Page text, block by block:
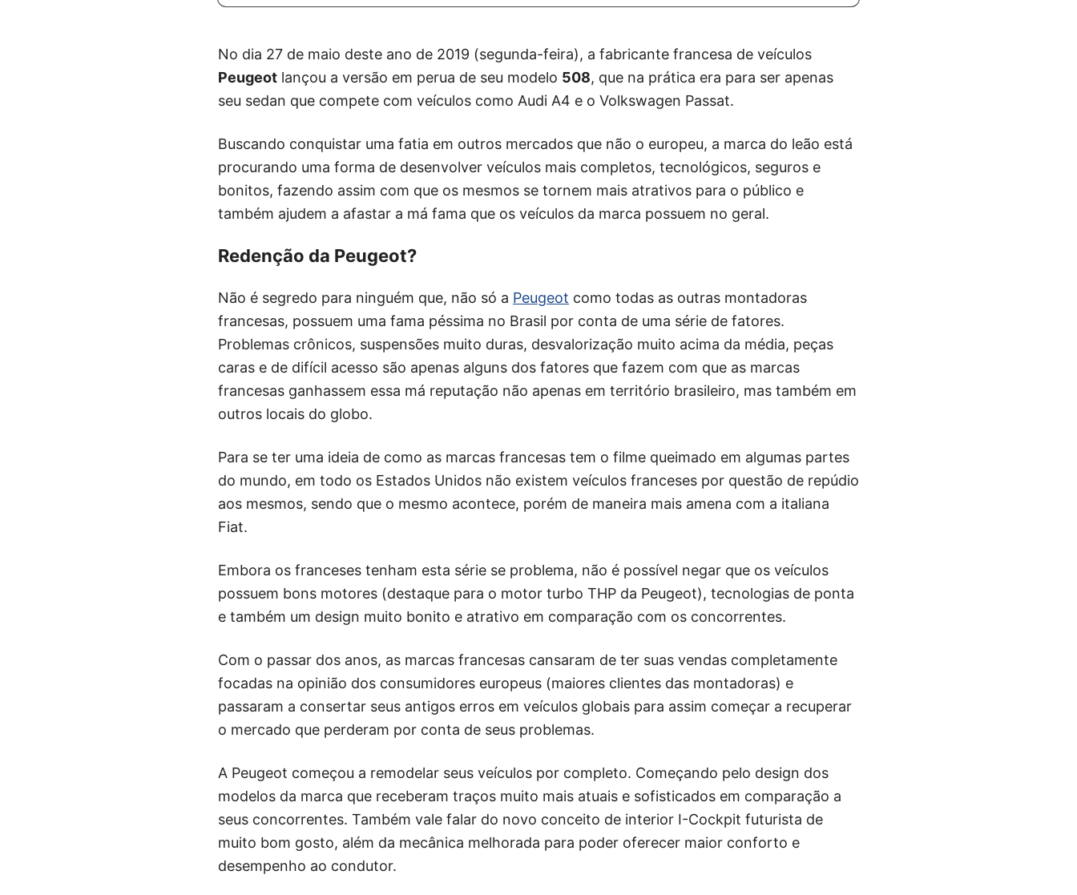
No dia 27 de maio deste ano de 2019 (segunda-feira), a fabricante francesa de veículos
Peugeot lançou a versão em perua de seu modelo 508, que na prática era para ser apenas
seu sedan que compete com veículos como Audi A4 e o Volkswagen Passat.
Buscando conquistar uma fatia em outros mercados que não o europeu, a marca do leão está
procurando uma forma de desenvolver veículos mais completos, tecnológicos, seguros e
bonitos, fazendo assim com que os mesmos se tornem mais atrativos para o público e
também ajudem a afastar a má fama que os veículos da marca possuem no geral.
Redenção da Peugeot?
Não é segredo para ninguém que, não só a Peugeot como todas as outras montadoras
francesas, possuem uma fama péssima no Brasil por conta de uma série de fatores.
Problemas crônicos, suspensões muito duras, desvalorização muito acima da média, peças
caras e de difícil acesso são apenas alguns dos fatores que fazem com que as marcas
francesas ganhassem essa má reputação não apenas em território brasileiro, mas também em
outros locais do globo.
Para se ter uma ideia de como as marcas francesas tem o filme queimado em algumas partes
do mundo, em todo os Estados Unidos não existem veículos franceses por questão de repúdio
aos mesmos, sendo que o mesmo acontece, porém de maneira mais amena com a italiana
Fiat.
Embora os franceses tenham esta série se problema, não é possível negar que os veículos
possuem bons motores (destaque para o motor turbo THP da Peugeot), tecnologias de ponta
e também um design muito bonito e atrativo em comparação com os concorrentes.
Com o passar dos anos, as marcas francesas cansaram de ter suas vendas completamente
focadas na opinião dos consumidores europeus (maiores clientes das montadoras) e
passaram a consertar seus antigos erros em veículos globais para assim começar a recuperar
o mercado que perderam por conta de seus problemas.
A Peugeot começou a remodelar seus veículos por completo. Começando pelo design dos
modelos da marca que receberam traços muito mais atuais e sofisticados em comparação a
seus concorrentes. Também vale falar do novo conceito de interior I-Cockpit futurista de
muito bom gosto, além da mecânica melhorada para poder oferecer maior conforto e
desempenho ao condutor.